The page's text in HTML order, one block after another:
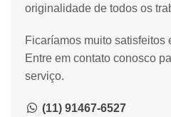
originalidade de todos os
Ficaríamos muito satisfeitos
Entre em contato conosco
serviço.
(11) 91467-6527